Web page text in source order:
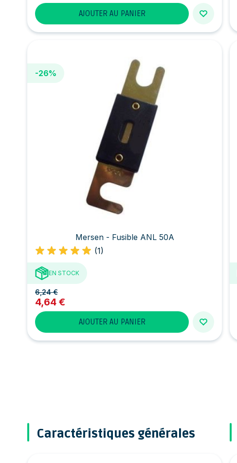
AJOUTER AU PANIER
-26%
Mersen - Fusible ANL 50A
(1)
EN STOCK
6,24 €
4,64 €
AJOUTER AU PANIER
Caractéristiques générales